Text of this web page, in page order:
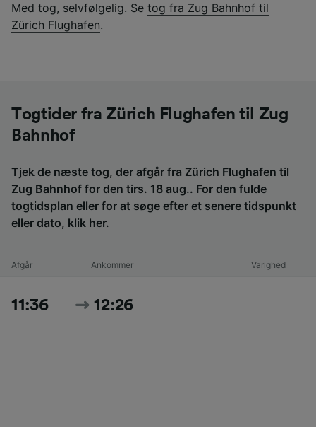
Med tog, selvfølgelig. Se tog fra Zug Bahnhof til
Zürich Flughafen.
Togtider fra Zürich Flughafen til Zug
Bahnhof
Tjek de næste tog, der afgår fra Zürich Flughafen til
Zug Bahnhof for den tirs. 18 aug.. For den fulde
togtidsplan eller for at søge efter et senere tidspunkt
eller dato, klik her.
Afgår Ankommer Varighed
11:36 12:26